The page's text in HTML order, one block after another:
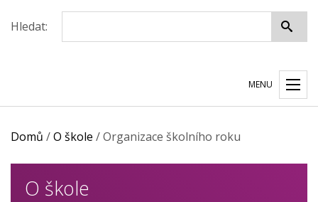
Hledat:
MENU
Domů /O škole /Organizace školního roku
O škole